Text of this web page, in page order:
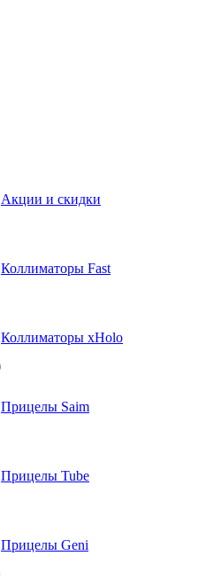
Акции и скидки
Коллиматоры Fast
Коллиматоры xHolo
Прицелы Saim
Прицелы Tube
Прицелы Geni